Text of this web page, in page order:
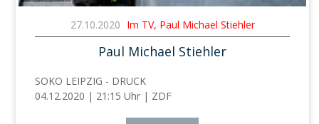
27.10.2020 Im TV, Paul Michael Stiehler
Paul Michael Stiehler
SOKO LEIPZIG - DRUCK
04.12.2020 | 21:15 Uhr | ZDF